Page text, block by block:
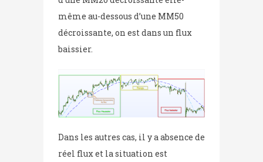
même au-dessous d’une MM50
décroissante, on est dans un flux
baissier.
Dans les autres cas, il y a absence de
réel flux et la situation est